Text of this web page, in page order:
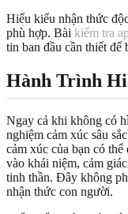
Hiểu kiểu nhận thức
phù hợp. Bài kiểm tra
tin ban đầu cần thiết để
Hành Trình
Ngay cả khi không có
nghiệm cảm xúc sâu
cảm xúc của bạn có
vào khái niệm, cảm
tinh thần. Đây không
nhận thức con người.